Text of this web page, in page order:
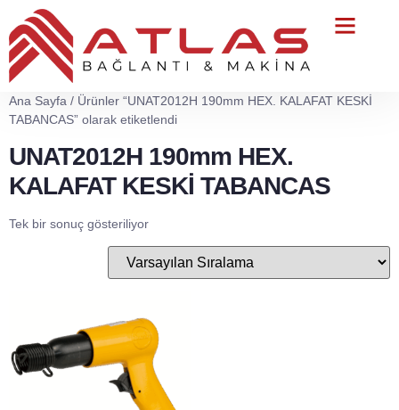
Ana Sayfa / Ürünler “UNAT2012H 190mm HEX. KALAFAT KESKİ
TABANCAS” olarak etiketlendi
UNAT2012H 190mm HEX.
KALAFAT KESKİ TABANCAS
Tek bir sonuç gösteriliyor